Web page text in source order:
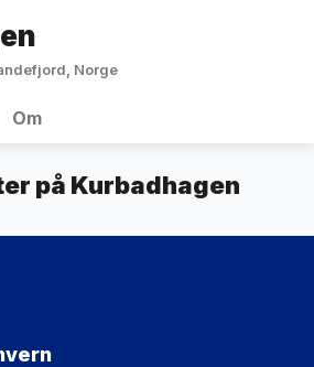
Norge
Om
på Kurbadhagen